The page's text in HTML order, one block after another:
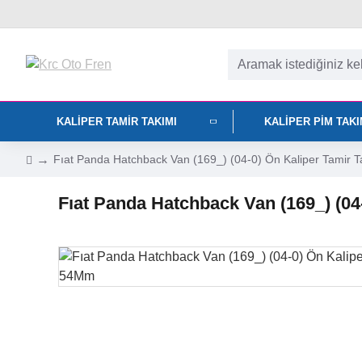
KALIPER TAMIR TAKIMI KALIPER PIM
Fıat Panda Hatchback Van (169_) (04-0) Ön Kaliper Tamir
Fıat Panda Hatchback Van (169_)